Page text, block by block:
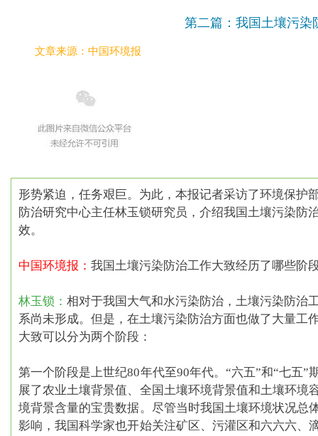
第二篇：我国土壤污染
文章来源：中国环境报
形势紧迫，任务艰巨。为此，本报记者采访了环境保护
防治研究中心主任林玉锁研究员，介绍我国土壤污染防
效。
中国环境报： 我国土壤污染防治工作大致经历了哪些阶
林玉锁： 相对于我国大气和水污染防治，土壤污染防治
系尚未形成。但是，在土壤污染防治方面也做了大量工
大致可以分为两个阶段：
第一个阶段是上世纪80年代至90年代。 “六五”和“七五”
展了农业土壤背景值、全国土壤环境背景值和土壤环境
境背景含量的宝贵数据。尽管当时我国土壤环境状况总
影响，我国科学家也开始关注矿区、污灌区和六六六、